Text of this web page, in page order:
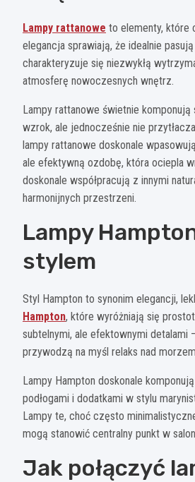
Lampy rattanowe to elementy, które
elegancja sprawiają, że idealnie
charakteryzuje się niezwykłą
atmosferę nowoczesnych wnętrz.
Lampy rattanowe świetnie
wzrok, ale jednocześnie nie
lampy rattanowe doskonale
ale efektywną ozdobę, która ociepla
doskonale współpracują z innymi
harmonijnych przestrzeni.
Lampy
stylem
Styl Hampton to synonim elegancji,
Hampton, które wyróżniają się
subtelnymi, ale efektownymi detalami
przywodzą na myśl relaks nad
Lampy Hampton doskonale
podłogami i dodatkami w stylu
Lampy te, choć często
mogą stanowić centralny punkt w
Jak połączyć